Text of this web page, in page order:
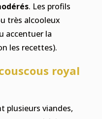
. Les profils
très alcooleux
accentuer la
les recettes).
royal
plusieurs viandes,